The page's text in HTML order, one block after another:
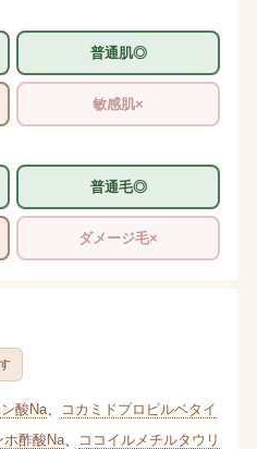
普通肌◎
敏感肌×
普通毛◎
ダメージ毛×
酸Na、
コカミドプロピルベタイ
ホ酢酸Na、
ココイルメチルタウリ